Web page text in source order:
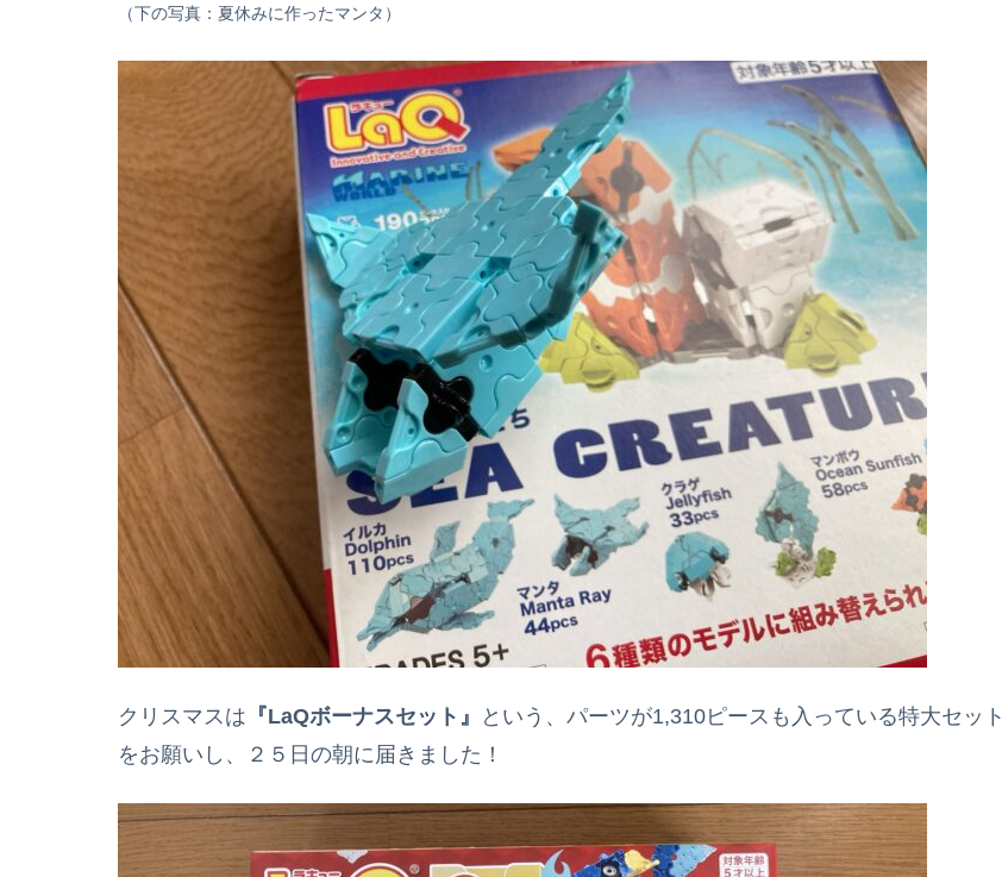
（下の写真：夏休みに作ったマンタ）
クリスマスは 『LaQボーナスセット』
という、パーツが1,310ピースも入っている特大セット
をお願いし、２５日の朝に届きました！